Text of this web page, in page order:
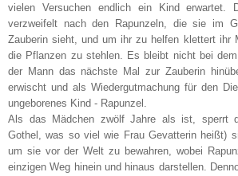
vielen Versuchen endlich ein Kind erwartet.
verzweifelt nach den Rapunzeln, die sie im
Zauberin sieht, und um ihr zu helfen klettert ihr
die Pflanzen zu stehlen. Es bleibt nicht bei
der Mann das nächste Mal zur Zauberin
erwischt und als Wiedergutmachung für den
ungeborenes Kind - Rapunzel.
Als das Mädchen zwölf Jahre als ist, sperrt
Gothel, was so viel wie Frau Gevatterin heißt)
um sie vor der Welt zu bewahren, wobei
einzigen Weg hinein und hinaus darstellen.